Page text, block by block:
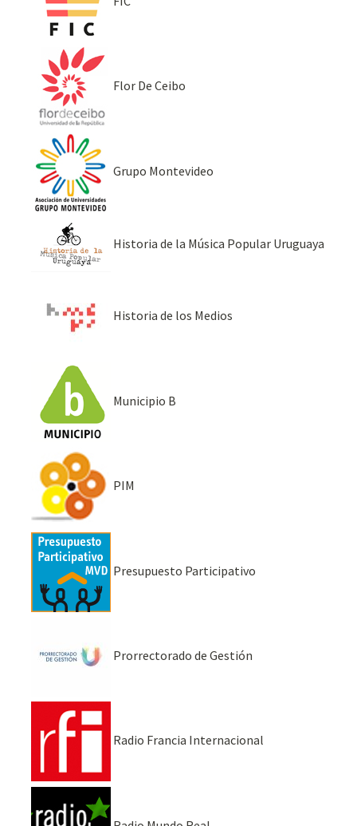
Flor De Ceibo
Grupo Montevideo
Historia de la Música Popular Uruguaya
Historia de los Medios
Municipio B
PIM
Presupuesto Participativo
Prorrectorado de Gestión
Radio Francia Internacional